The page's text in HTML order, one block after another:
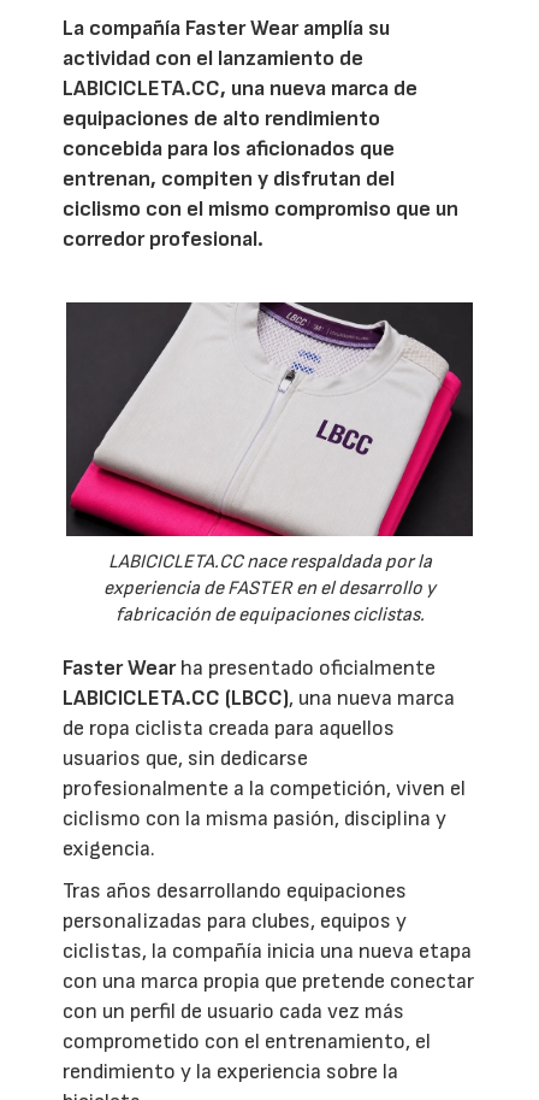
La compañía Faster Wear amplía su
actividad con el lanzamiento de
LABICICLETA.CC, una nueva marca de
equipaciones de alto rendimiento
concebida para los aficionados que
entrenan, compiten y disfrutan del
ciclismo con el mismo compromiso que un
corredor profesional.
LABICICLETA.CC nace respaldada por la
experiencia de FASTER en el desarrollo y
fabricación de equipaciones ciclistas.
Faster Wearha presentado oficialmente
LABICICLETA.CC (LBCC), una nueva marca
de ropa ciclista creada para aquellos
usuarios que, sin dedicarse
profesionalmente a la competición, viven el
ciclismo con la misma pasión, disciplina y
exigencia.
Tras años desarrollando equipaciones
personalizadas para clubes, equipos y
ciclistas, la compañía inicia una nueva etapa
con una marca propia que pretende conectar
con un perfil de usuario cada vez más
comprometido con el entrenamiento, el
rendimiento y la experiencia sobre la